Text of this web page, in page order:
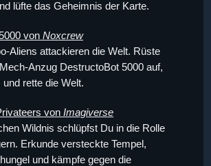
lüfte das Geheimnis der Karte.
von Noxcrew
Aliens attackieren die Welt. Rüste
Anzug DestructoBot 5000 auf,
und rette die Welt.
von Imagiverse
Wildnis schlüpfst Du in die Rolle
Erkunde versteckte Tempel,
und kämpfe gegen die